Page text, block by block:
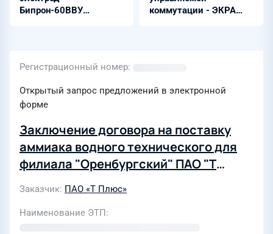
Бипрон-60ВВУ
коммутации - ЭКРА
Регистрационный номер
Открытый запрос предложений в электронной
форме
Заключение договора на поставку
аммиака водного технического для
филиала "Оренбургский" ПАО "Т
Плюс" (4550606)
Заказчик ПАО «Т Плюс»
Наименование ЭТП